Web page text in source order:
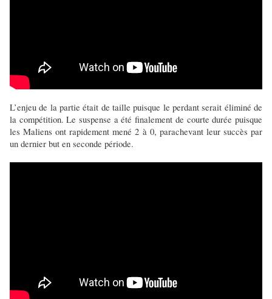
L’enjeu de la partie était de taille puisque le perdant serait éliminé de
la compétition. Le suspense a été finalement de courte durée puisque
les Maliens ont rapidement mené 2 à 0, parachevant leur succès par
un dernier but en seconde période.